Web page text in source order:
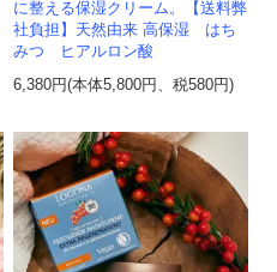
に整える保湿クリーム。【送料弊
社負担】天然由来 高保湿 はち
みつ ヒアルロン酸
6,380円(本体5,800円、税580円)